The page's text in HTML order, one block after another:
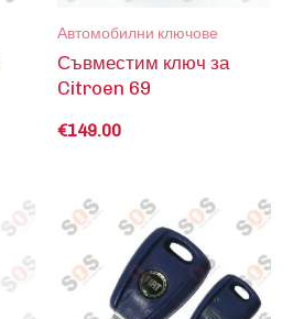
Автомобилни ключове
Съвместим ключ за
Citroen 69
€149.00